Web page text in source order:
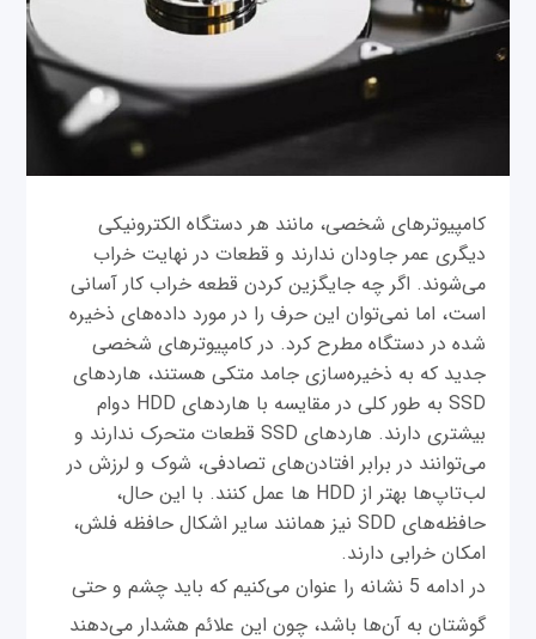
کامپیوترهای شخصی، مانند هر دستگاه الکترونیکی
دیگری عمر جاودان ندارند و قطعات در نهایت خراب
می‌شوند. اگر چه جایگزین کردن قطعه خراب کار آسانی
است، اما نمی‌توان این حرف را در مورد داده‌های ذخیره
شده در دستگاه مطرح کرد. در کامپیوترهای شخصی
جدید که به ذخیره‌سازی جامد متکی هستند، هاردهای
SSD به طور کلی در مقایسه با هارد‌های HDD دوام
بیشتری دارند. هاردهای SSD قطعات متحرک ندارند و
می‌توانند در برابر افتادن‌های تصادفی، شوک‌ و لرزش در
لب‌تاپ‌ها بهتر از HDD ها عمل کنند. با این حال،
حافظه‌های SDD نیز همانند سایر اشکال حافظه فلش،
امکان خرابی دارند.
در ادامه 5 نشانه را عنوان می‌کنیم که باید چشم و حتی
گوشتان به آن‌ها باشد، چون این علائم هشدار می‌دهند